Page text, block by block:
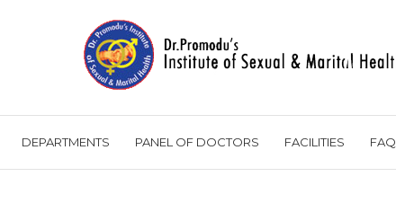
DEPARTMENTS PANEL OF DOCTORS FACILITIES FAQ